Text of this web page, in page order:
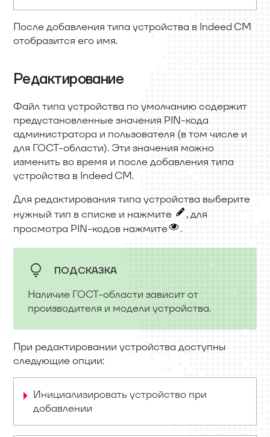
После добавления типа устройства в Indeed CM
отобразится его имя.
Редактирование
Файл типа устройства по умолчанию содержит
предустановленные значения PIN-кода
администратора и пользователя (в том числе и
для ГОСТ-области). Эти значения можно
изменить во время и после добавления типа
устройства в Indeed CM.
Для редактирования типа устройства выберите
нужный тип в списке и нажмите
, для
просмотра PIN-кодов нажмите
.
ПОДСКАЗКА
Наличие ГОСТ-области зависит от
производителя и модели устройства.
При редактировании устройства доступны
следующие опции:
Инициализировать устройство при
добавлении